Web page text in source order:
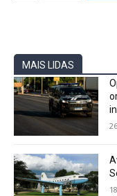
MAIS LIDAS